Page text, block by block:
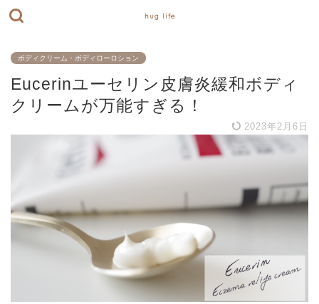
hug life
ボディクリーム・ボディローロション
Eucerinユーセリン皮膚炎緩和ボディ
クリームが万能すぎる！
2023年2月6日